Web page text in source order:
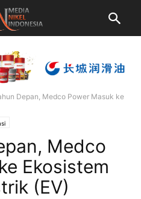
Depan, Medco Power Masuk ke
Medco
Ekosistem
(EV)